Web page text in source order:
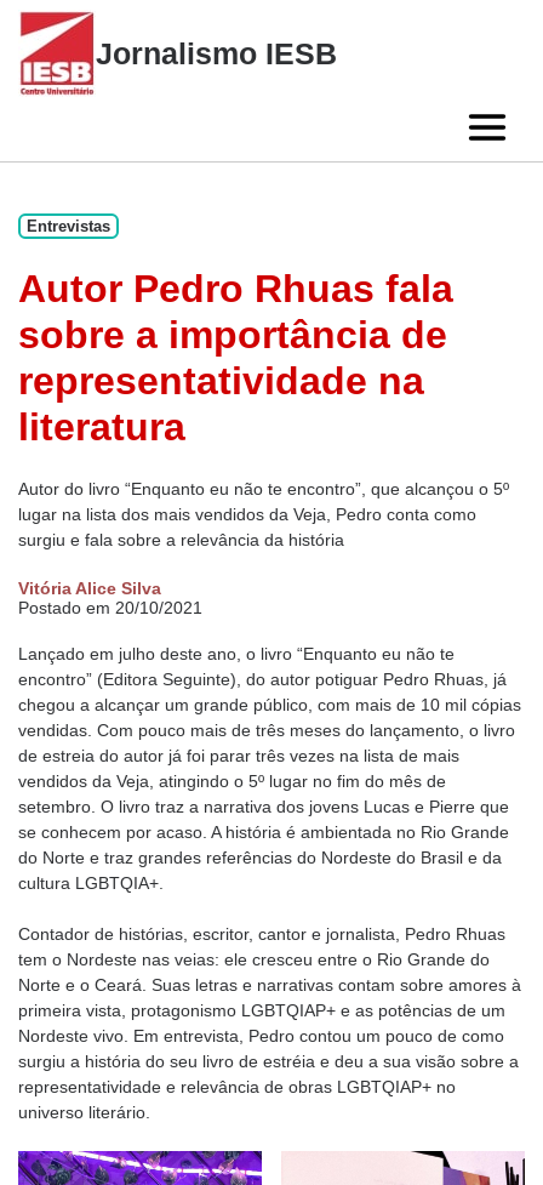
Skip
content
Jornalismo IESB
Entrevistas
Autor Pedro Rhuas fala
sobre a importância de
representatividade na
literatura
Autor do livro “Enquanto eu não te encontro”, que alcançou o 5º
lugar na lista dos mais vendidos da Veja, Pedro conta como
surgiu e fala sobre a relevância da história
Vitória Alice Silva
Postado em 20/10/2021
Lançado em julho deste ano, o livro “Enquanto eu não te
encontro” (Editora Seguinte), do autor potiguar Pedro Rhuas, já
chegou a alcançar um grande público, com mais de 10 mil cópias
vendidas. Com pouco mais de três meses do lançamento, o livro
de estreia do autor já foi parar três vezes na lista de mais
vendidos da Veja, atingindo o 5º lugar no fim do mês de
setembro. O livro traz a narrativa dos jovens Lucas e Pierre que
se conhecem por acaso. A história é ambientada no Rio Grande
do Norte e traz grandes referências do Nordeste do Brasil e da
cultura LGBTQIA+.
Contador de histórias, escritor, cantor e jornalista, Pedro Rhuas
tem o Nordeste nas veias: ele cresceu entre o Rio Grande do
Norte e o Ceará. Suas letras e narrativas contam sobre amores à
primeira vista, protagonismo LGBTQIAP+ e as potências de um
Nordeste vivo. Em entrevista, Pedro contou um pouco de como
surgiu a história do seu livro de estréia e deu a sua visão sobre a
representatividade e relevância de obras LGBTQIAP+ no
universo literário.